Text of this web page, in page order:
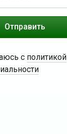
с политикой